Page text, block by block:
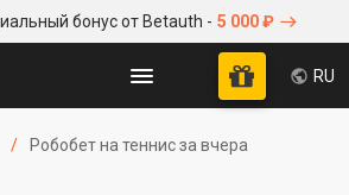
бонус от Betauth - 5 000 ₽
RU
Робобет на теннис за вчера